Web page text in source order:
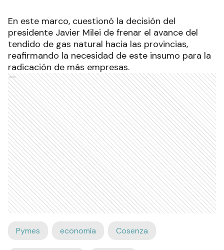
En este marco, cuestionó la decisión del
presidente Javier Milei de frenar el avance del
tendido de gas natural hacia las provincias,
reafirmando la necesidad de este insumo para la
radicación de más empresas.
Ads
Pymes economía Cosenza